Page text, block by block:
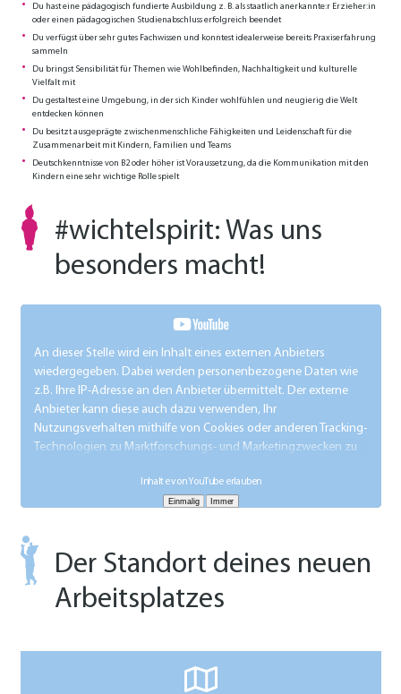
Du hast eine pädagogisch fundierte Ausbildung z. B. als staatlich anerkannte:r Erzieher:in
oder einen pädagogischen Studienabschluss erfolgreich beendet
Du verfügst über sehr gutes Fachwissen und konntest idealerweise bereits Praxiserfahrung
sammeln
Du bringst Sensibilität für Themen wie Wohlbefinden, Nachhaltigkeit und kulturelle
Vielfalt mit
Du gestaltest eine Umgebung, in der sich Kinder wohlfühlen und neugierig die Welt
entdecken können
Du besitzt ausgeprägte zwischenmenschliche Fähigkeiten und Leidenschaft für die
Zusammenarbeit mit Kindern, Familien und Teams
Deutschkenntnisse von B2 oder höher ist Voraussetzung, da die Kommunikation mit den
Kindern eine sehr wichtige Rolle spielt
#wichtelspirit: Was uns
besonders macht!
An dieser Stelle wird ein Inhalt eines externen Anbieters
wiedergegeben. Dabei werden personenbezogene Daten wie
z.B. Ihre IP-Adresse an den Anbieter übermittelt. Der externe
Anbieter kann diese auch dazu verwenden, Ihr
Nutzungsverhalten mithilfe von Cookies oder anderen Tracking-
Technologien zu Marktforschungs- und Marketingzwecken zu
Die Übermittlung Ihrer Daten an den externen Anbieter wird so
eingebunden.
Inhalte von YouTube erlauben
Der Standort deines neuen
Arbeitsplatzes